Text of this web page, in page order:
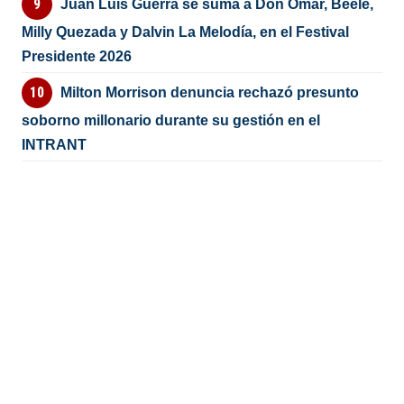
Juan Luis Guerra se suma a Don Omar, Beéle,
Milly Quezada y Dalvin La Melodía, en el Festival
Presidente 2026
Milton Morrison denuncia rechazó presunto
soborno millonario durante su gestión en el
INTRANT